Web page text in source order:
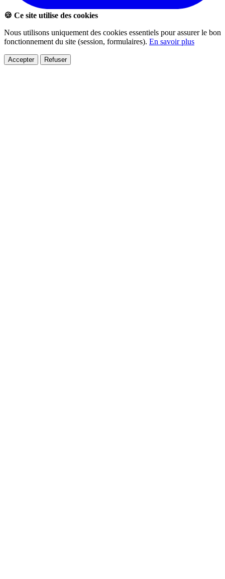
🍪 Ce site utilise des cookies
Nous utilisons uniquement des cookies essentiels pour assurer le bon
fonctionnement du site (session, formulaires). En savoir plus
Accepter Refuser